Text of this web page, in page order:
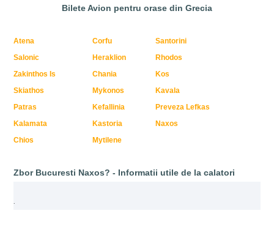
Bilete Avion pentru orase din Grecia
Atena Corfu
Santorini
Salonic
Heraklion
Rhodos
Zakinthos Is
Chania
Kos
Skiathos
Mykonos
Kavala
Patras
Kefallinia
Preveza Lefkas
Kalamata
Kastoria
Naxos
Chios
Mytilene
Zbor Bucuresti Naxos? - Informatii utile de la calatori
.